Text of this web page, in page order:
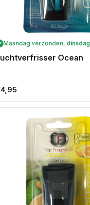
Maandag verzonden, dinsdag
Ocean